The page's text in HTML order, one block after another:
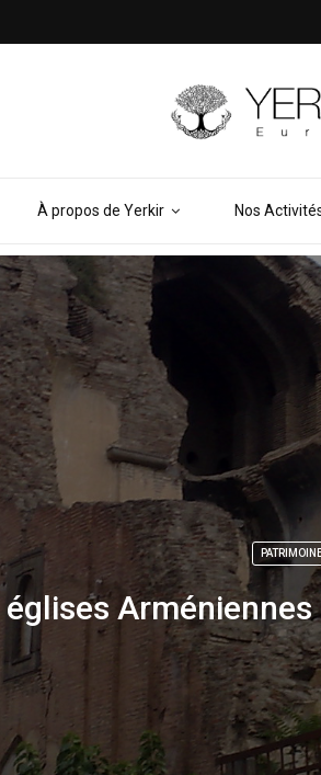
À propos de Yerkir Nos
églises